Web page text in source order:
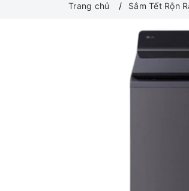
Trang chủ Sắm Tết Rộn